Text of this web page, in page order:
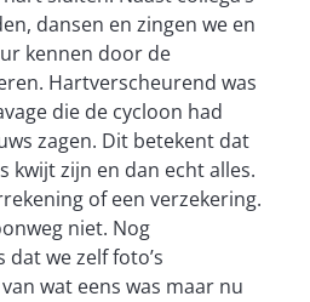
dansen en zingen we en
kennen door de
Hartverscheurend was
die de cycloon had
zagen. Dit betekent dat
kwijt zijn en dan echt alles.
of een verzekering.
niet. Nog
we zelf foto’s
wat eens was maar nu